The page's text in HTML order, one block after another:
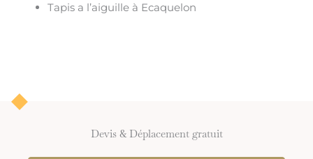
Tapis a l’aiguille à Ecaquelon
Devis & Déplacement gratuit